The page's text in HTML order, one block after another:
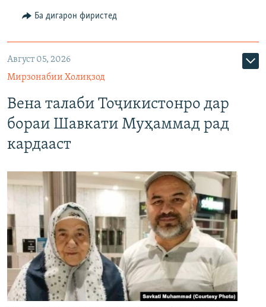
Ба дигарон фиристед
Август 05, 2026
Мирзонабии Холиқзод
Вена талаби Тоҷикистонро дар
бораи Шавкати Муҳаммад рад
кардааст